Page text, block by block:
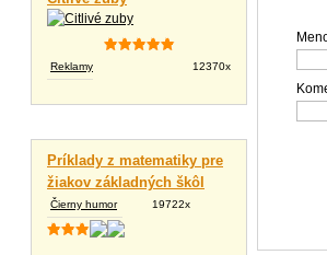
Reklamy 12370x
Príklady z matematiky pre
žiakov základných škôl
Čierny humor 19722x